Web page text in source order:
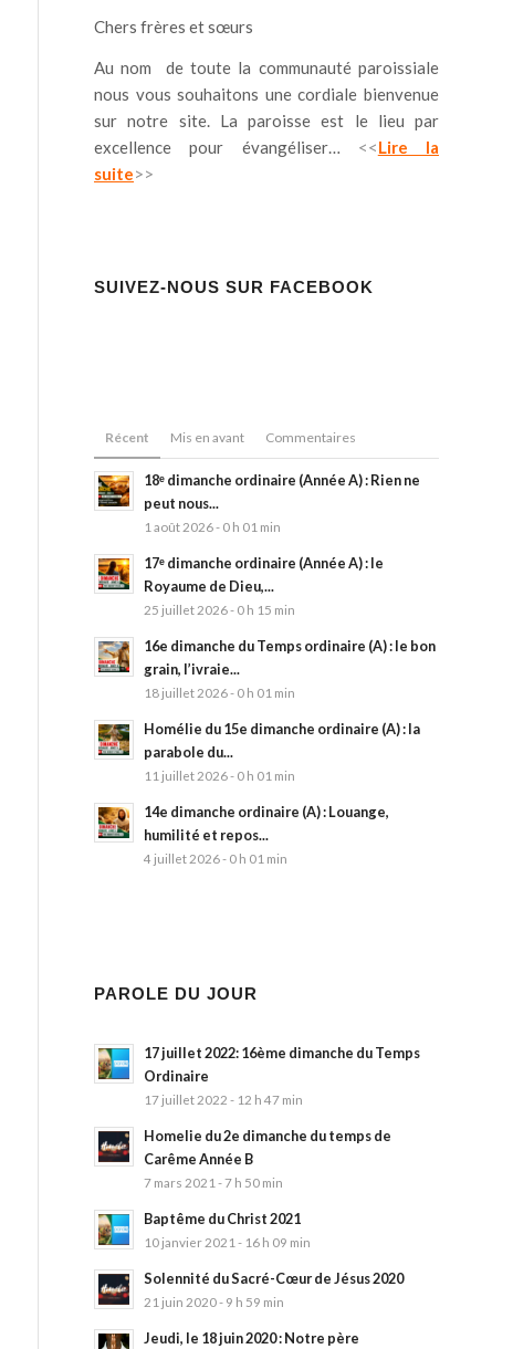
Chers frères et sœurs
Au nom de toute la communauté paroissiale
nous vous souhaitons une cordiale bienvenue
sur notre site. La paroisse est le lieu par
excellence pour évangéliser…
<<Lire la
suite>>
SUIVEZ-NOUS SUR FACEBOOK
Récent Mis en avant Commentaires
18ᵉ dimanche ordinaire (Année A) : Rien ne
peut nous...
1 août 2026 - 0 h 01 min
17ᵉ dimanche ordinaire (Année A) : le
Royaume de Dieu,...
25 juillet 2026 - 0 h 15 min
16e dimanche du Temps ordinaire (A) : le bon
grain, l’ivraie...
18 juillet 2026 - 0 h 01 min
Homélie du 15e dimanche ordinaire (A) : la
parabole du...
11 juillet 2026 - 0 h 01 min
14e dimanche ordinaire (A) : Louange,
humilité et repos...
4 juillet 2026 - 0 h 01 min
PAROLE DU JOUR
17 juillet 2022: 16ème dimanche du Temps
Ordinaire
17 juillet 2022 - 12 h 47 min
Homelie du 2e dimanche du temps de
Carême Année B
7 mars 2021 - 7 h 50 min
Baptême du Christ 2021
10 janvier 2021 - 16 h 09 min
Solennité du Sacré-Cœur de Jésus 2020
21 juin 2020 - 9 h 59 min
Jeudi, le 18 juin 2020 : Notre père